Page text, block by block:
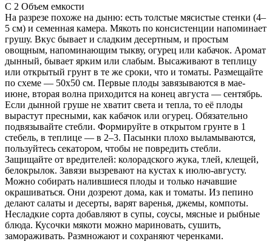
C 2 Объем емкости
На разрезе похоже на дыню: есть толстые мясистые стенки (4–
5 см) и семенная камера. Мякоть по консистенции напоминает
грушу. Вкус бывает и сладким десертным, и простым
овощным, напоминающим тыкву, огурец или кабачок. Аромат
дынный, бывает ярким или слабым. Высаживают в теплицу
или открытый грунт в те же сроки, что и томаты. Размещайте
по схеме — 50х50 см. Первые плоды завязываются в мае-
июне, вторая волна приходится на конец августа — сентябрь.
Если дынной груше не хватит света и тепла, то её плоды
вырастут пресными, как кабачок или огурец. Обязательно
подвязывайте стебли. Формируйте в открытом грунте в 1
стебель, в теплице — в 2–3. Пасынки плохо выламываются,
пользуйтесь секатором, чтобы не повредить стебли.
Защищайте от вредителей: колорадского жука, тлей, клещей,
белокрылок. Завязи вызревают на кустах к июлю-августу.
Можно собирать налившиеся плоды и только начавшие
окрашиваться. Они дозреют дома, как и томаты. Из пепино
делают салаты и десерты, варят варенья, джемы, компоты.
Несладкие сорта добавляют в супы, соусы, мясные и рыбные
блюда. Кусочки мякоти можно мариновать, сушить,
замораживать. Размножают и сохраняют черенками.